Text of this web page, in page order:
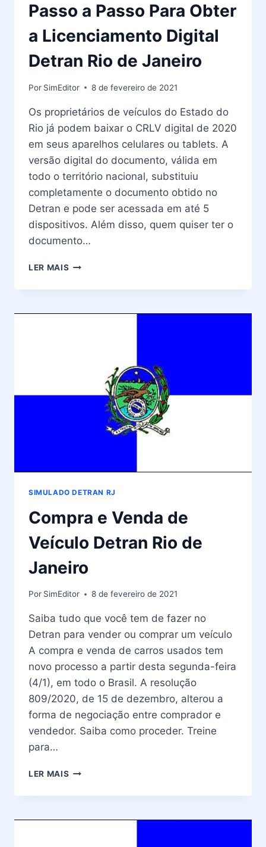
Passo a Passo Para Obter
a Licenciamento Digital
Detran Rio de Janeiro
Por SimEditor 8 de fevereiro de 2021
Os proprietários de veículos do Estado do
Rio já podem baixar o CRLV digital de 2020
em seus aparelhos celulares ou tablets. A
versão digital do documento, válida em
todo o território nacional, substituiu
completamente o documento obtido no
Detran e pode ser acessada em até 5
dispositivos. Além disso, quem quiser ter o
documento…
LER MAIS PASSO
PASSO
OBTER
JANEIRO
SIMULADO DETRAN RJ
Compra e Venda de
Veículo Detran Rio de
Janeiro
Por SimEditor 8 de fevereiro de 2021
Saiba tudo que você tem de fazer no
Detran para vender ou comprar um veículo
A compra e venda de carros usados tem
novo processo a partir desta segunda-feira
(4/1), em todo o Brasil. A resolução
809/2020, de 15 de dezembro, alterou a
forma de negociação entre comprador e
vendedor. Saiba como proceder. Treine
para…
LER MAIS COMPRA
VENDA
VEÍCULO